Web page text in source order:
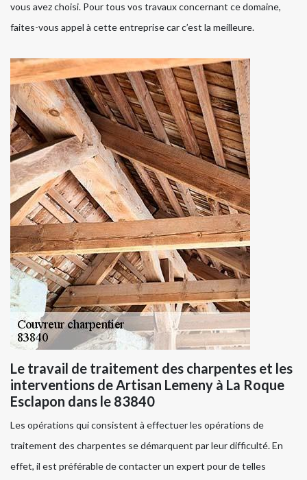
vous avez choisi. Pour tous vos travaux concernant ce domaine,
faites-vous appel à cette entreprise car c’est la meilleure.
Le travail de traitement des charpentes et les
interventions de Artisan Lemeny à La Roque
Esclapon dans le 83840
Les opérations qui consistent à effectuer les opérations de
traitement des charpentes se démarquent par leur difficulté. En
effet, il est préférable de contacter un expert pour de telles